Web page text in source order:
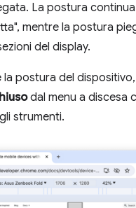
La postura
mentre la postura
del display.
la postura del
dal menu a discesa
strumenti.